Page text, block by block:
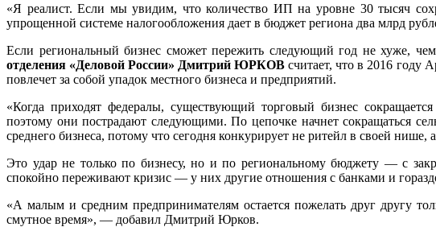
«Я реалист. Если мы увидим, что количество ИП на уровне 30 тысяч
упрощенной системе налогообложения дает в бюджет региона два млрд
Если региональный бизнес сможет пережить следующий год не хуже,
отделения «Деловой России» Дмитрий ЮРКОВ считает, что в 2016 году
повлечет за собой упадок местного бизнеса и предприятий.
«Когда приходят федералы, существующий торговый бизнес
поэтому они пострадают следующими. По цепочке начнет сокращаться
среднего бизнеса, потому что сегодня конкурирует не ритейл в своей
Это удар не только по бизнесу, но и по региональному бюджету — с
спокойно переживают кризис — у них другие отношения с банками и
«А малым и средним предпринимателям остается пожелать друг другу
смутное время», — добавил Дмитрий Юрков.